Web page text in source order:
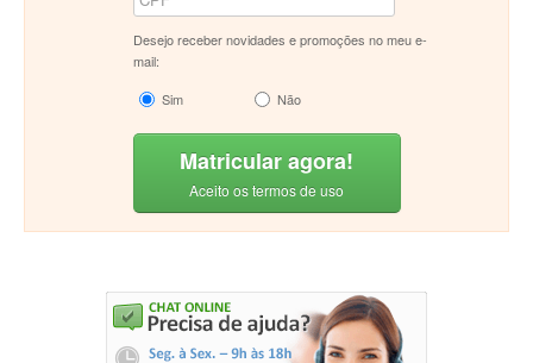
Desejo receber novidades e promoções no meu e-
mail:
Sim
Não
Matricular agora!
Aceito os termos de uso